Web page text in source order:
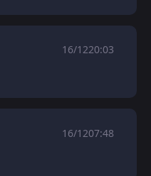
16/1220:03
16/1207:48